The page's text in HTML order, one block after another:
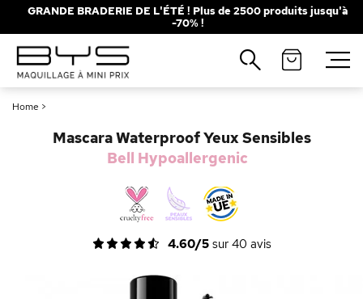
GRANDE BRADERIE DE L'ÉTÉ ! Plus de 2500 produits jusqu'à
-70% !
Home >
Mascara Waterproof Yeux Sensibles
Bell Hypoallergenic
4.60/5sur 40 avis
Fermer
Recherches populaires
Solaire
Rouge à Lèvres